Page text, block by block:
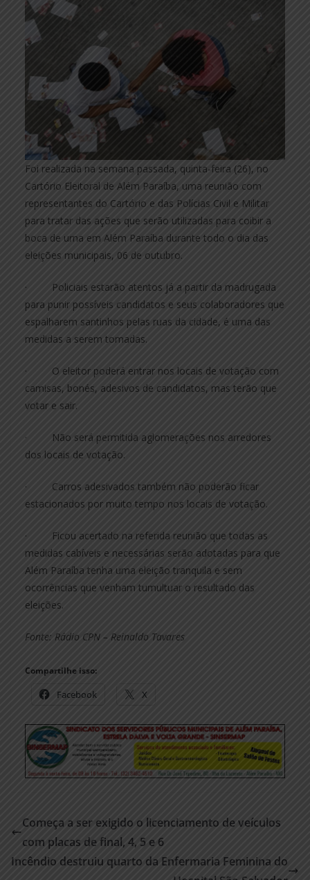
Foi realizada na semana passada, quinta-feira (26), no
Cartório Eleitoral de Além Paraíba, uma reunião com
representantes do Cartório e das Polícias Civil e Militar
para tratar das ações que serão utilizadas para coibir a
boca de urna em Além Paraíba durante todo o dia das
eleições municipais, 06 de outubro.
· Policiais estarão atentos já a partir da madrugada
para punir possíveis candidatos e seus colaboradores que
espalharem santinhos pelas ruas da cidade, é uma das
medidas a serem tomadas.
· O eleitor poderá entrar nos locais de votação com
camisas, bonés, adesivos de candidatos, mas terão que
votar e sair.
· Não será permitida aglomerações nos arredores
dos locais de votação.
· Carros adesivados também não poderão ficar
estacionados por muito tempo nos locais de votação.
· Ficou acertado na referida reunião que todas as
medidas cabíveis e necessárias serão adotadas para que
Além Paraíba tenha uma eleição tranquila e sem
ocorrências que venham tumultuar o resultado das
eleições.
Fonte: Rádio CPN – Reinaldo Tavares
Compartilhe isso:
Facebook X
Começa a ser exigido o licenciamento de veículos
com placas de final, 4, 5 e 6
Incêndio destruiu quarto da Enfermaria Feminina do